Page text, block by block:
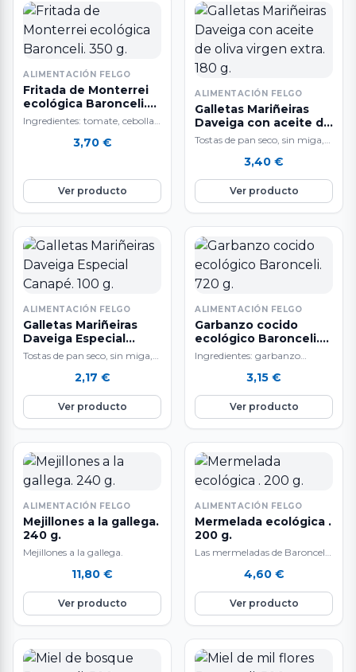
ALIMENTACIÓN FELGO
Fritada de Monterrei
ecológica Baronceli.
350 g.
Ingredientes: tomate, cebolla,
berenjena, aceite de oliva
3,70 €
Ver producto
ALIMENTACIÓN FELGO
Galletas Mariñeiras
Daveiga con aceite de
oliva virgen extra. 180
Tostas de pan seco, sin miga,
utilizaban los marineros
para…
3,40 €
Ver producto
ALIMENTACIÓN FELGO
Galletas Mariñeiras
Daveiga Especial
Canapé. 100 g.
Tostas de pan seco, sin miga,
utilizaban los marineros
para…
2,17 €
Ver producto
ALIMENTACIÓN FELGO
Garbanzo cocido
ecológico Baronceli.
720 g.
Ingredientes: garbanzo
Baronceli está especializada
en elaborar conservas de…
3,15 €
Ver producto
ALIMENTACIÓN FELGO
Mejillones a la gallega.
240 g.
Mejillones a la gallega.
11,80 €
Ver producto
ALIMENTACIÓN FELGO
Mermelada ecológica .
200 g.
Las mermeladas de Baronceli
limitada. Las denominan
"naturaleza envasada" por su
elaboración artesanal en el
valle de Monterrei (Ourense)
siguiendo una receta
tradicional con frutas de
4,60 €
Ver producto